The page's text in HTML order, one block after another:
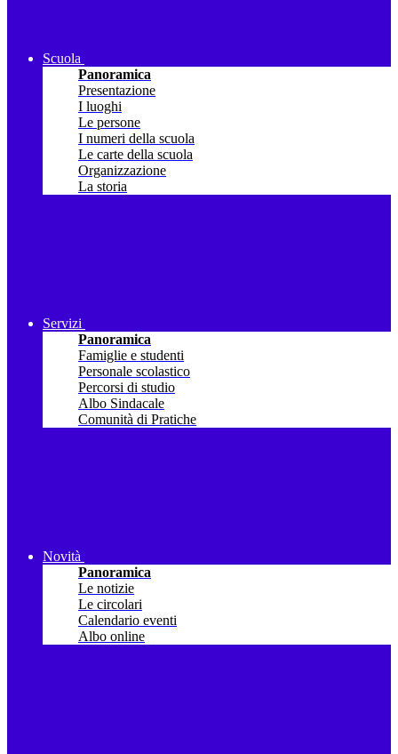
Scuola
Panoramica
Presentazione
I luoghi
Le persone
I numeri della scuola
Le carte della scuola
Organizzazione
La storia
Servizi
Panoramica
Famiglie e studenti
Personale scolastico
Percorsi di studio
Albo Sindacale
Comunità di Pratiche
Novità
Panoramica
Le notizie
Le circolari
Calendario eventi
Albo online